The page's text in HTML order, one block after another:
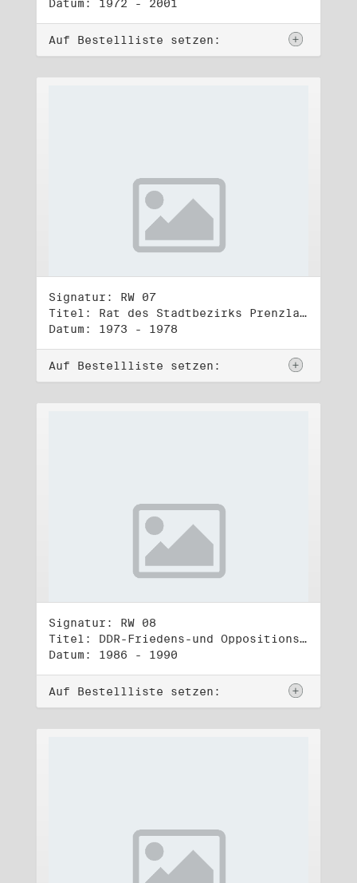
Datum: 1972 - 2001
Auf Bestellliste setzen:
Signatur: RW 07
Titel: Rat des Stadtbezirks Prenzlauer Berg in Berlin
Datum: 1973 - 1978
Auf Bestellliste setzen:
Signatur: RW 08
Titel: DDR-Friedens-und Oppositionsbewegung (1)
Datum: 1986 - 1990
Auf Bestellliste setzen: